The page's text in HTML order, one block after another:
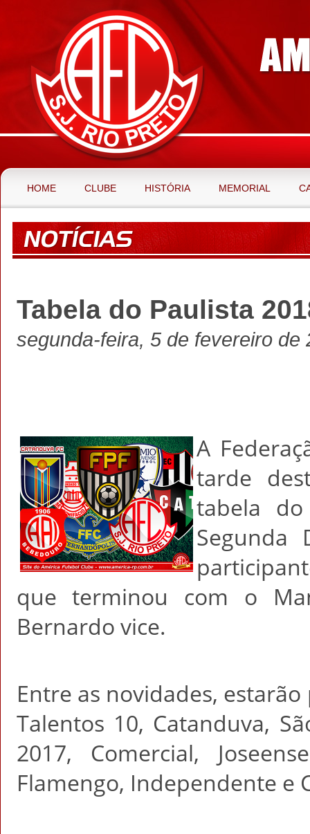
HOME CLUBE HISTÓRIA MEMORIAL
Tabela do Paulista
segunda-feira, 5 de fevereiro de
A
tarde
tabela do
Segunda
que terminou com o
Bernardo vice.
Entre as novidades,
Talentos 10, Catanduva,
2017, Comercial,
Flamengo, Independente e